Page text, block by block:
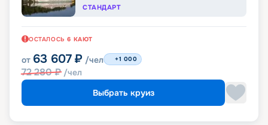
СТАНДАРТ
ОСТАЛОСЬ 6 КАЮТ
от 63 607 ₽ /чел
72 280₽ /чел
+1 000
Выбрать круиз